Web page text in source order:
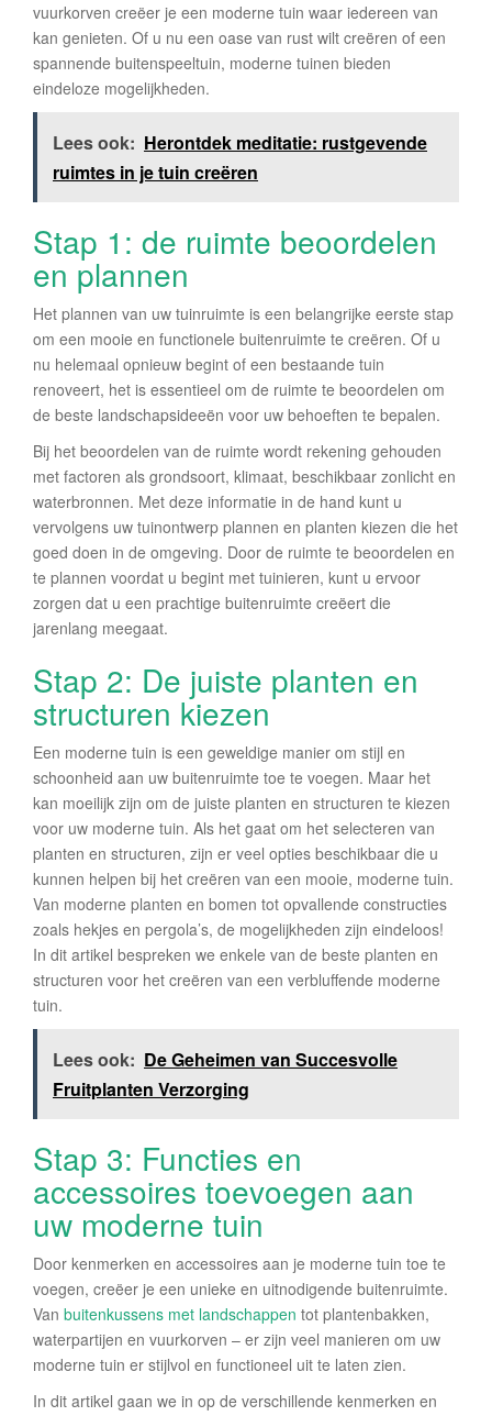
vuurkorven creëer je een moderne tuin waar iedereen van
kan genieten. Of u nu een oase van rust wilt creëren of een
spannende buitenspeeltuin, moderne tuinen bieden
eindeloze mogelijkheden.
Lees ook: Herontdek meditatie: rustgevende
ruimtes in je tuin creëren
Stap 1: de ruimte beoordelen
en plannen
Het plannen van uw tuinruimte is een belangrijke eerste stap
om een mooie en functionele buitenruimte te creëren. Of u
nu helemaal opnieuw begint of een bestaande tuin
renoveert, het is essentieel om de ruimte te beoordelen om
de beste landschapsideeën voor uw behoeften te bepalen.
Bij het beoordelen van de ruimte wordt rekening gehouden
met factoren als grondsoort, klimaat, beschikbaar zonlicht en
waterbronnen. Met deze informatie in de hand kunt u
vervolgens uw tuinontwerp plannen en planten kiezen die het
goed doen in de omgeving. Door de ruimte te beoordelen en
te plannen voordat u begint met tuinieren, kunt u ervoor
zorgen dat u een prachtige buitenruimte creëert die
jarenlang meegaat.
Stap 2: De juiste planten en
structuren kiezen
Een moderne tuin is een geweldige manier om stijl en
schoonheid aan uw buitenruimte toe te voegen. Maar het
kan moeilijk zijn om de juiste planten en structuren te kiezen
voor uw moderne tuin. Als het gaat om het selecteren van
planten en structuren, zijn er veel opties beschikbaar die u
kunnen helpen bij het creëren van een mooie, moderne tuin.
Van moderne planten en bomen tot opvallende constructies
zoals hekjes en pergola’s, de mogelijkheden zijn eindeloos!
In dit artikel bespreken we enkele van de beste planten en
structuren voor het creëren van een verbluffende moderne
tuin.
Lees ook: De Geheimen van Succesvolle
Fruitplanten Verzorging
Stap 3: Functies en
accessoires toevoegen aan
uw moderne tuin
Door kenmerken en accessoires aan je moderne tuin toe te
voegen, creëer je een unieke en uitnodigende buitenruimte.
Van buitenkussens met landschappen tot plantenbakken,
waterpartijen en vuurkorven – er zijn veel manieren om uw
moderne tuin er stijlvol en functioneel uit te laten zien.
In dit artikel gaan we in op de verschillende kenmerken en